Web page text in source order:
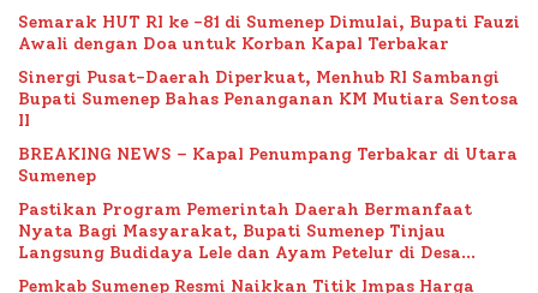
Semarak HUT RI ke -81 di Sumenep Dimulai, Bupati Fauzi
Awali dengan Doa untuk Korban Kapal Terbakar
Sinergi Pusat-Daerah Diperkuat, Menhub RI Sambangi
Bupati Sumenep Bahas Penanganan KM Mutiara Sentosa
II
BREAKING NEWS – Kapal Penumpang Terbakar di Utara
Sumenep
Pastikan Program Pemerintah Daerah Bermanfaat
Nyata Bagi Masyarakat, Bupati Sumenep Tinjau
Langsung Budidaya Lele dan Ayam Petelur di Desa
Pemkab Sumenep Resmi Naikkan Titik Impas Harga